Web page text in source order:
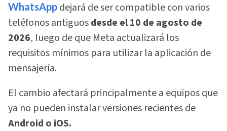
WhatsApp dejará de ser compatible con varios
teléfonos antiguosdesde el 10 de agosto de
2026, luego de que Meta actualizará los
requisitos mínimos para utilizar la aplicación de
mensajería.
El cambio afectará principalmente a equipos que
ya no pueden instalar versiones recientes de
Android o iOS.